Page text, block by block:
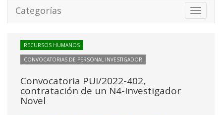
Toggle
Categorías
RECURSOS HUMANOS
CONVOCATORIAS DE PERSONAL INVESTIGADOR
Convocatoria PUI/2022-402,
contratación de un N4-Investigador
Novel